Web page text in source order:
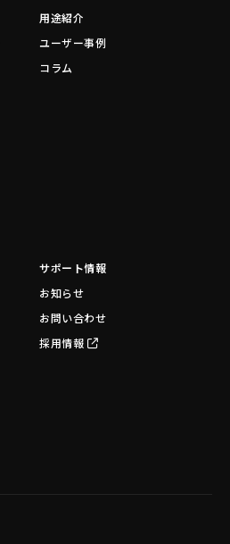
用途紹介
ユーザー事例
コラム
サポート情報
お知らせ
お問い合わせ
採用情報